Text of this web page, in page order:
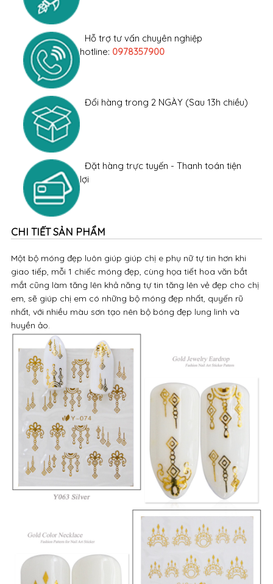
Hỗ trợ tư vấn chuyên nghiệp
hotline: 0978357900
Đổi hàng trong 2 NGÀY (Sau 13h chiều)
Đặt hàng trực tuyến - Thanh toán tiện
lợi
CHI TIẾT SẢN PHẨM
Một bộ móng đẹp luôn giúp giúp chị e phụ nữ tự tin hơn khi
giao tiếp, mỗi 1 chiếc móng đẹp, cùng họa tiết hoa văn bắt
mắt cũng làm tăng lên khả năng tự tin tăng lên vẻ đẹp cho chị
em, sẽ giúp chị em có những bộ móng đẹp nhất, quyến rũ
nhất, với nhiều màu sơn tạo nên bộ bóng đẹp lung linh và
huyền ảo.